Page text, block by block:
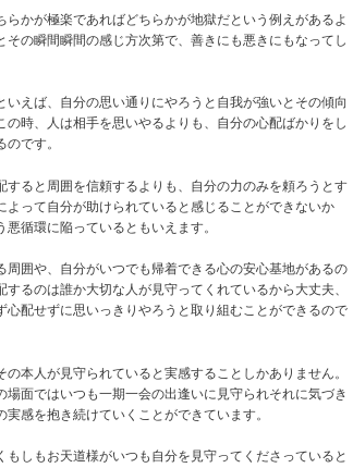
らかが極楽であればどちらかが地獄だという例えがあるよ
その瞬間瞬間の感じ方次第で、善きにも悪きにもなってし
いえば、自分の思い通りにやろうと自我が強いとその傾向
の時、人は相手を思いやるよりも、自分の心配ばかりをし
です。
すると周囲を信頼するよりも、自分の力のみを頼ろうとす
よって自分が助けられていると感じることができないか
循環に陥っているともいえます。
周囲や、自分がいつでも帰着できる心の安心基地があるの
るのは誰か大切な人が見守ってくれているから大丈夫、
心配せずに思いっきりやろうと取り組むことができるので
の本人が見守られていると実感することしかありません。
場面ではいつも一期一会の出逢いに見守られそれに気づき
感を抱き続けていくことができています。
もしもお天道様がいつも自分を見守ってくださっていると